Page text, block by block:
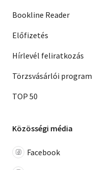
Bookline Reader
Előfizetés
Hírlevél feliratkozás
Törzsvásárlói program
TOP 50
Közösségi média
Facebook